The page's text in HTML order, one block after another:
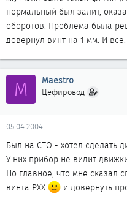
нормальный был залит,
оборотов. Проблема была
довернул винт на 1 мм. И
M Maestro
Цефировод
05.04.2004
Был на СТО - хотел сделать
У них прибор не видит
Но главное, что мне сказал
винта РХХ
и довернуть